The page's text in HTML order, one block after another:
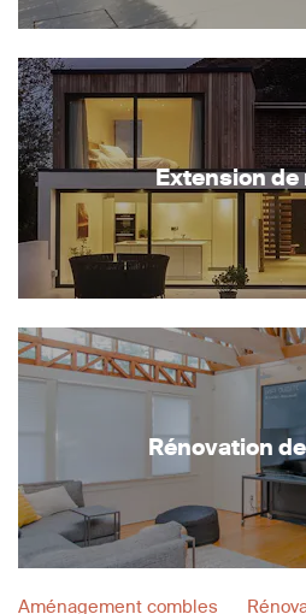
Extension de
Rénovation
Aménagement combles